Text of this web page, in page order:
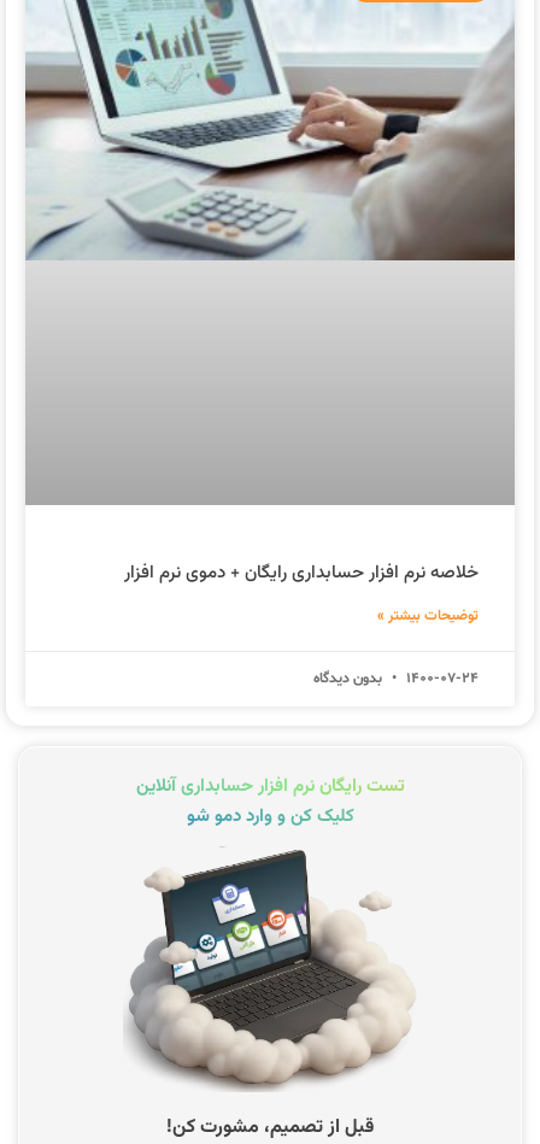
خلاصه نرم افزار حسابداری رایگان + دموی نرم افزار
توضیحات بیشتر »
1400-07-24 بدون دیدگاه
تست رایگان نرم افزار حسابداری آنلاین
کلیک کن و وارد دمو شو
قبل از تصمیم، مشورت کن!